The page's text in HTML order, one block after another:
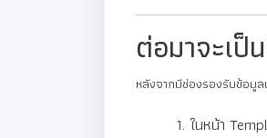
ต่อมาจะเป็
หลังจากมีช่องรองรับข้อมูล
ในหน้า